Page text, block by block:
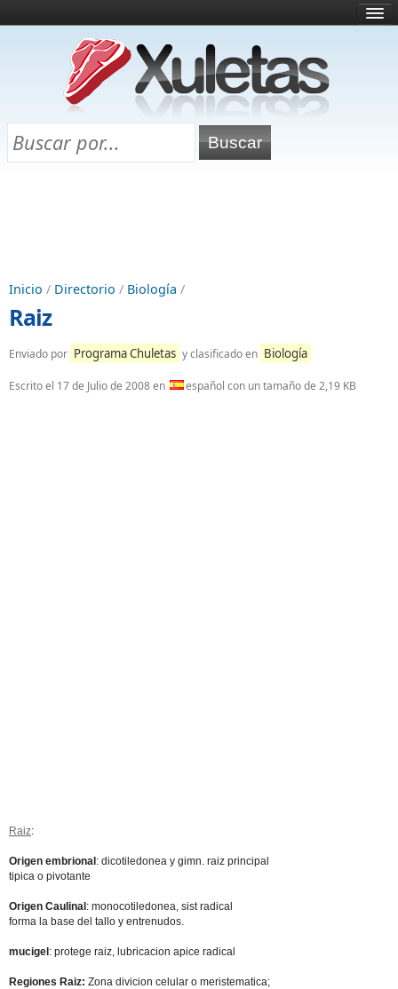
¿Qué es esto?
Directorio
Chuletas para exámenes
Inicio / Directorio / Biología /
Raiz
Enviado por Programa Chuletas y clasificado en Biología
Escrito el 17 de Julio de 2008en español con un tamaño de 2,19 KB
Raiz:
Origen embrional : dicotiledonea y gimn. raiz principal
tipica o pivotante
Origen Caulinal : monocotiledonea, sist radical
forma la base del tallo y entrenudos.
mucigel : protege raiz, lubricacion apice radical
Regiones Raiz: Zona divicion celular o meristematica;